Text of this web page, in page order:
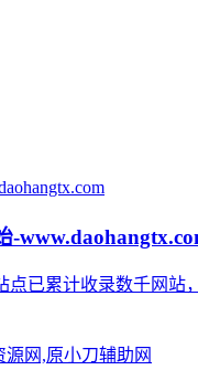
-
已累计收录数千网